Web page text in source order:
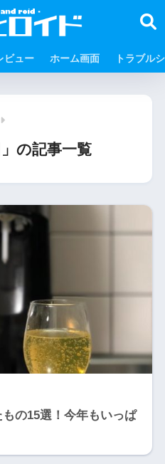
ビュー ホーム画面 トラブル
の記事一覧
の15選！今年もいっぱ